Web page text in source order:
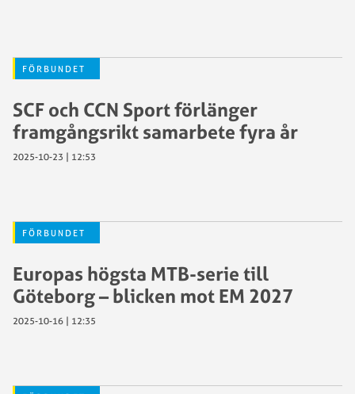
FÖRBUNDET
SCF och CCN Sport förlänger
framgångsrikt samarbete fyra år
2025-10-23 | 12:53
FÖRBUNDET
Europas högsta MTB-serie till
Göteborg – blicken mot EM 2027
2025-10-16 | 12:35